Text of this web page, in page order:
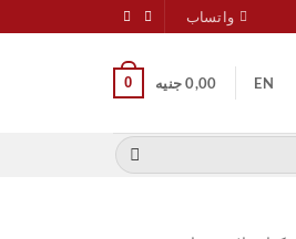
واتساب
EN
0,00 جنيه 0